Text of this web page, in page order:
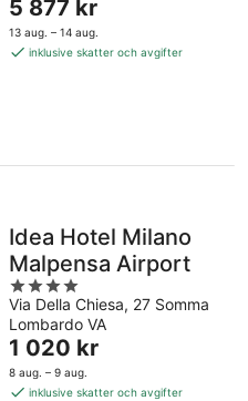
of
5
Priset
är
5 877 kr
5 877 kr
13 aug. – 14 aug.
inklusive skatter och avgifter
Idea Hotel Milano
Malpensa Airport
4
out
of
5
Via Della Chiesa, 27 Somma
Lombardo VA
Priset
är
1 020 kr
1 020 kr
8 aug. – 9 aug.
inklusive skatter och avgifter